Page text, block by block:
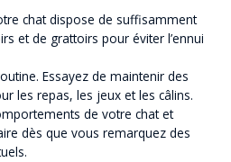
chat dispose de suffisamment
et de grattoirs pour éviter l’ennui
Essayez de maintenir des
les repas, les jeux et les câlins.
de votre chat et
dès que vous remarquez des